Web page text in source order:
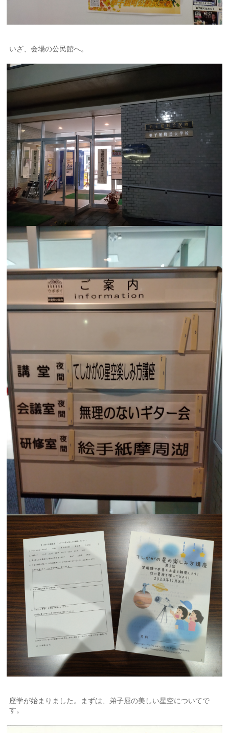
いざ、会場の公民館へ。
座学が始まりました。まずは、弟子屈の美しい星空についてで
す。